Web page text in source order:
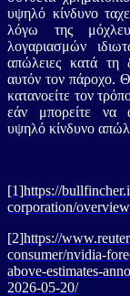
υψηλό κίνδυνο
λόγω της
λογαριασμών
απώλειες κατά τη
αυτόν τον πάροχο.
κατανοείτε τον
εάν μπορείτε να
υψηλό κίνδυνο
[1]https://
corporation/overview
[2]https://
consumer/nvidia-
above-estimates-
2026-05-20/